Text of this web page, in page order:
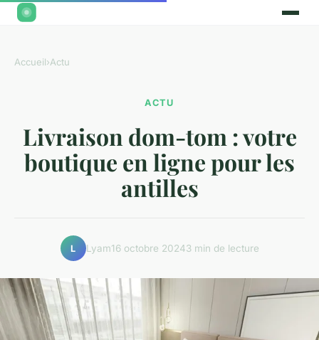
Accueil›Actu
ACTU
Livraison dom-tom : votre
boutique en ligne pour les
antilles
L Lyam16 octobre 20243 min de lecture